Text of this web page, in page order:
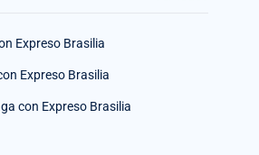
Expreso Brasilia
Expreso Brasilia
con Expreso Brasilia